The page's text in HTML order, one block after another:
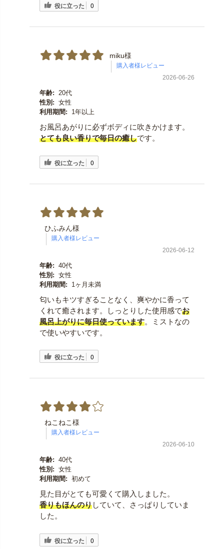
役に立った 0
miku様
2026-06-26
年齢:
20代
性別: 女性
利用期間:
1年以上
お風呂あがりに必ずボディに吹きかけます。
とても良い香りで毎日の癒しです。
役に立った 0
ひふみん様
2026-06-12
年齢: 40代
性別: 女性
利用期間:
1ヶ月未満
匂いもキツすぎることなく、爽やかに香って
くれて癒されます。しっとりした使用感でお
風呂上がりに毎日使っています。ミストなの
で使いやすいです。
役に立った 0
ねこねこ様
2026-06-10
年齢: 40代
性別: 女性
利用期間: 初めて
見た目がとても可愛くて購入しました。
香りもほんのりしていて、さっぱりしていま
した。
役に立った 0